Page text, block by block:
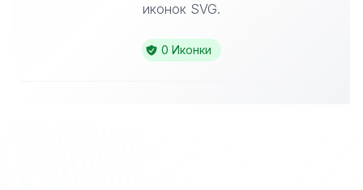
иконок SVG.
0 Иконки